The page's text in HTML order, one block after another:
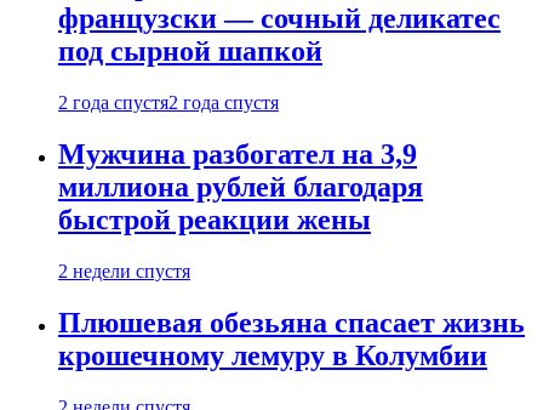
французски — сочный деликатес
под сырной шапкой
2 года спустя2 года спустя
Мужчина разбогател на 3,9
миллиона рублей благодаря
быстрой реакции жены
2 недели спустя
Плюшевая обезьяна спасает жизнь
крошечному лемуру в Колумбии